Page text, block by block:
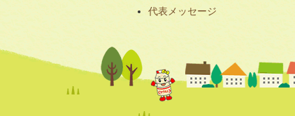
代表メッセージ